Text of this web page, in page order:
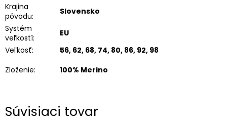
Súvisiaci tovar
Krajina
pôvodu:
Slovensko
Systém
veľkostí:
EU
Veľkosť:
56, 62, 68, 74, 80, 86, 92, 98
Zloženie: 100% Merino